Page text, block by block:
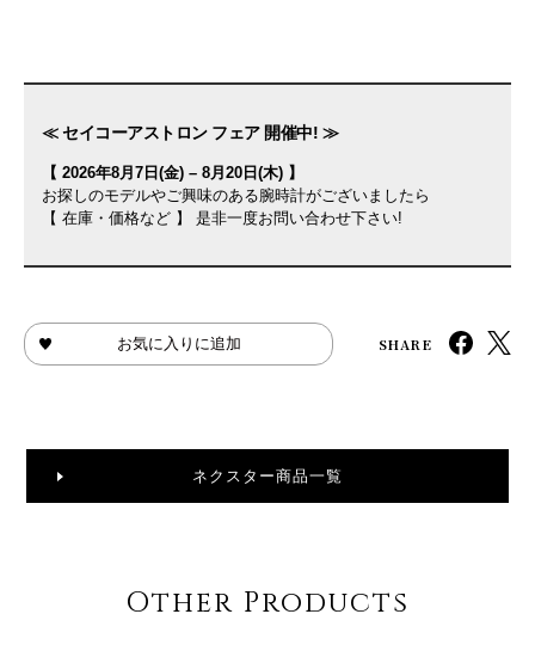
≪ セイコーアストロン フェア 開催中! ≫
【 2026年8月7日(金) – 8月20日(木) 】
お探しのモデルやご興味のある腕時計がございましたら
【 在庫・価格など 】 是非一度お問い合わせ下さい!
お気に入りに追加 SHARE
ネクスター商品一覧
Other Products